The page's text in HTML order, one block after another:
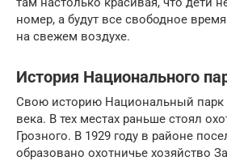
номер, а будут все свободное
на свежем воздухе.
История Национального
Свою историю Национальный парк
века. В тех местах раньше стоял
Грозного. В 1929 году в районе
образовано охотничье хозяйство